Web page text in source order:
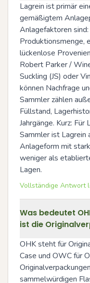
Lagrein ist primär
gemäßigtem
Anlagefaktoren
Produktionsmenge,
lückenlose
Robert Parker /
Suckling (JS) oder
können Nachfrage
Sammler zählen
Füllstand,
Jahrgänge. Kurz:
Sammler ist Lagrein
Anlageform mit
weniger als
Lagen.
Vollständige Antwort
Was bedeutet
ist die
OHK steht für
Case und OWC für
sammelwürdigen